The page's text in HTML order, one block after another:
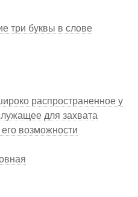
три буквы в слове
распространенное у
для захвата
возможности